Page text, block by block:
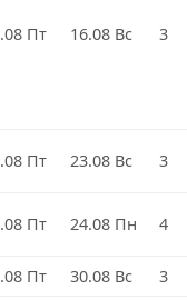
Пт 16.08 Вс 3
Пт 23.08 Вс 3
Пт 24.08 Пн 4
Пт 30.08 Вс 3